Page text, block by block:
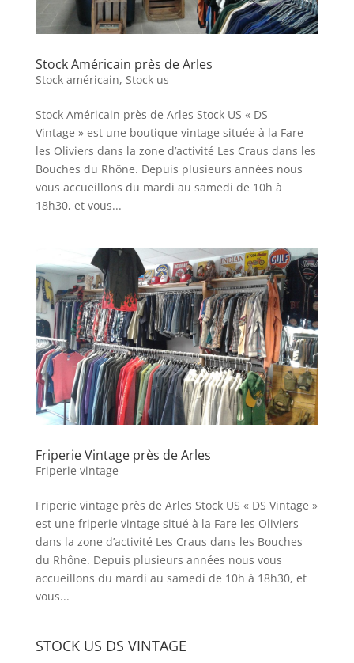
Stock Américain près de Arles
Stock américain, Stock us
Stock Américain près de Arles Stock US « DS
Vintage » est une boutique vintage située à la Fare
les Oliviers dans la zone d’activité Les Craus dans les
Bouches du Rhône. Depuis plusieurs années nous
vous accueillons du mardi au samedi de 10h à
18h30, et vous...
Friperie Vintage près de Arles
Friperie vintage
Friperie vintage près de Arles Stock US « DS Vintage »
est une friperie vintage situé à la Fare les Oliviers
dans la zone d’activité Les Craus dans les Bouches
du Rhône. Depuis plusieurs années nous vous
accueillons du mardi au samedi de 10h à 18h30, et
vous...
STOCK US DS VINTAGE